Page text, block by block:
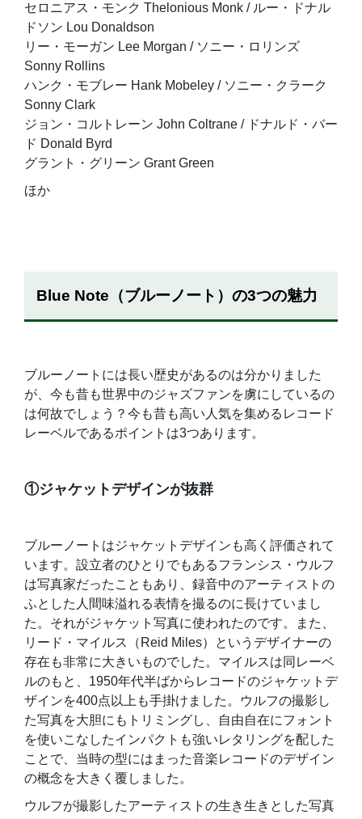
セロニアス・モンク Thelonious Monk / ルー・ドナル
ドソン Lou Donaldson
リー・モーガン Lee Morgan / ソニー・ロリンズ
Sonny Rollins
ハンク・モブレー Hank Mobeley / ソニー・クラーク
Sonny Clark
ジョン・コルトレーン John Coltrane / ドナルド・バー
ド Donald Byrd
グラント・グリーン Grant Green
ほか
Blue Note（ブルーノート）の3つの魅力
ブルーノートには長い歴史があるのは分かりました
が、今も昔も世界中のジャズファンを虜にしているの
は何故でしょう？今も昔も高い人気を集めるレコード
レーベルであるポイントは3つあります。
①ジャケットデザインが抜群
ブルーノートはジャケットデザインも高く評価されて
います。設立者のひとりでもあるフランシス・ウルフ
は写真家だったこともあり、録音中のアーティストの
ふとした人間味溢れる表情を撮るのに長けていまし
た。それがジャケット写真に使われたのです。また、
リード・マイルス（Reid Miles）というデザイナーの
存在も非常に大きいものでした。マイルスは同レーベ
ルのもと、1950年代半ばからレコードのジャケットデ
ザインを400点以上も手掛けました。ウルフの撮影し
た写真を大胆にもトリミングし、自由自在にフォント
を使いこなしたインパクトも強いレタリングを配した
ことで、当時の型にはまった音楽レコードのデザイン
の概念を大きく覆しました。
ウルフが撮影したアーティストの生き生きとした写真